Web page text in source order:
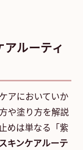
ルーティ
アにおいていか
や塗り方を解説
めは単なる「紫
キンケアルーテ